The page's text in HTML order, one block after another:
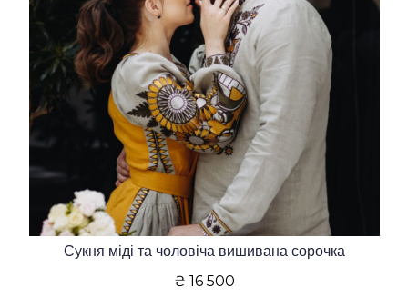
Сукня міді та чоловіча вишивана сорочка
₴ 16 500